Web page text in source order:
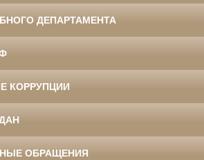
ДЕПАРТАМЕНТА
КОРРУПЦИИ
ОБРАЩЕНИЯ